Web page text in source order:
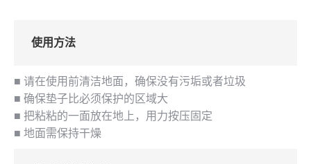
使用方法
■ 请在使用前清洁地面，确保没有污垢或者垃圾
■ 确保垫子比必须保护的区域大
■ 把粘粘的一面放在地上，用力按压固定
■ 地面需保持干燥